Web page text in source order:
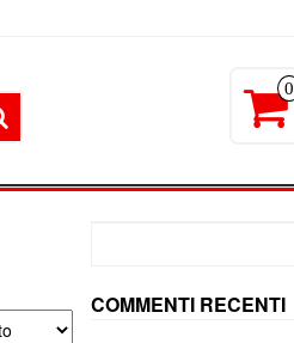
0
COMMENTI RECENTI